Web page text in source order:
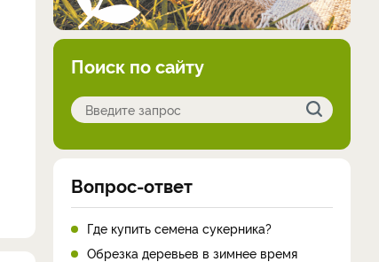
Поиск по сайту
Вопрос-ответ
Где купить семена сукерника?
Обрезка деревьев в зимнее время